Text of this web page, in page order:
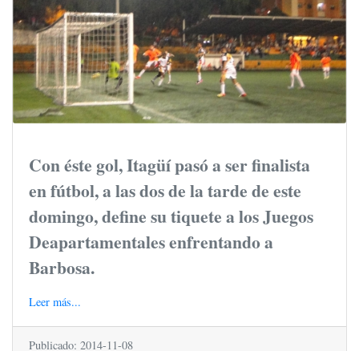
Con éste gol, Itagüí pasó a ser finalista
en fútbol, a las dos de la tarde de este
domingo, define su tiquete a los Juegos
Deapartamentales enfrentando a
Barbosa.
Leer más...
Publicado: 2014-11-08